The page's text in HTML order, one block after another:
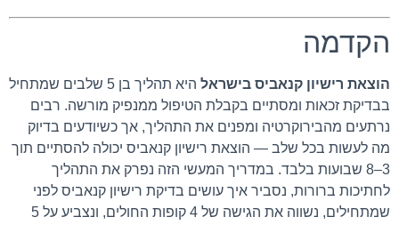
הקדמה
הוצאת רישיון קנאביס בישראל
היא תהליך בן 5 שלבים שמתחיל
בבדיקת זכאות ומסתיים בקבלת הטיפול ממנפיק מורשה. רבים
נרתעים מהבירוקרטיה ומפנים את התהליך, אך כשיודעים בדיוק
מה לעשות בכל שלב — הוצאת רישיון קנאביס יכולה להסתיים תוך
3–8 שבועות בלבד. במדריך המעשי הזה נפרק את התהליך
לחתיכות ברורות, נסביר איך עושים בדיקת רישיון קנאביס לפני
שמתחילים, נשווה את הגישה של 4 קופות החולים, ונצביע על 5